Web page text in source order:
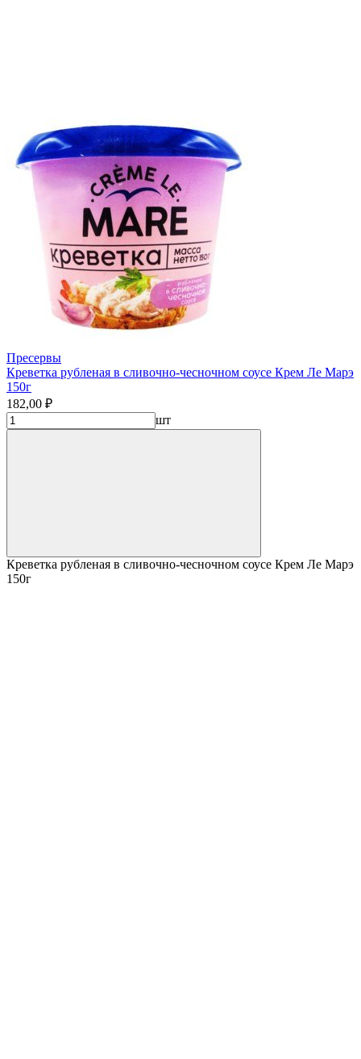
Пресервы
Креветка рубленая в сливочно-чесночном соусе Крем Ле Марэ
150г
182,00 ₽
шт
Креветка рубленая в сливочно-чесночном соусе Крем Ле Марэ
150г